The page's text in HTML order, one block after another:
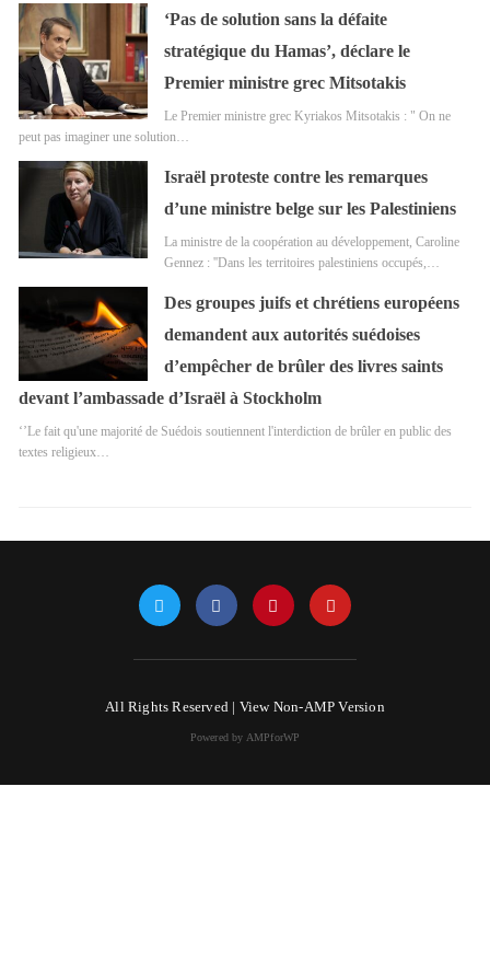
‘Pas de solution sans la défaite
stratégique du Hamas’, déclare le
Premier ministre grec Mitsotakis
Le Premier ministre grec Kyriakos Mitsotakis : " On ne
peut pas imaginer une solution…
Israël proteste contre les remarques
d’une ministre belge sur les Palestiniens
La ministre de la coopération au développement, Caroline
Gennez : ''Dans les territoires palestiniens occupés,…
Des groupes juifs et chrétiens européens
demandent aux autorités suédoises
d’empêcher de brûler des livres saints
devant l’ambassade d’Israël à Stockholm
‘’Le fait qu'une majorité de Suédois soutiennent l'interdiction de brûler en public des
textes religieux…
All Rights Reserved | View Non-AMP Version
Powered by AMPforWP